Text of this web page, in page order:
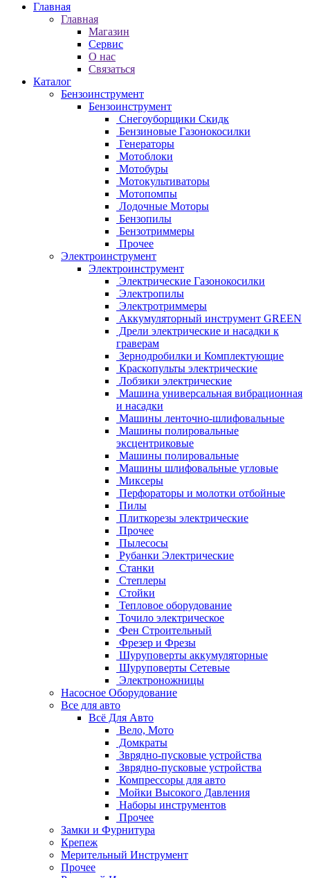
Главная
Главная
Магазин
Сервис
О нас
Связаться
Каталог
Бензоинструмент
Бензоинструмент
Снегоуборщики Скидк
Бензиновые Газонокосилки
Генераторы
Мотоблоки
Мотобуры
Мотокультиваторы
Мотопомпы
Лодочные Моторы
Бензопилы
Бензотриммеры
Прочее
Электроинструмент
Электроинструмент
Электрические Газонокосилки
Электропилы
Электротриммеры
Аккумуляторный инструмент GREEN
Дрели электрические и насадки к
граверам
Зернодробилки и Комплектующие
Краскопульты электрические
Лобзики электрические
Машина универсальная вибрационная
и насадки
Машины ленточно-шлифовальные
Машины полировальные
эксцентриковые
Машины полировальные
Машины шлифовальные угловые
Миксеры
Перфораторы и молотки отбойные
Пилы
Плиткорезы электрические
Прочее
Пылесосы
Рубанки Электрические
Станки
Степлеры
Стойки
Тепловое оборудование
Точило электрическое
Фен Строительный
Фрезер и Фрезы
Шуруповерты аккумуляторные
Шуруповерты Сетевые
Электроножницы
Насосное Оборудование
Все для авто
Всё Для Авто
Вело, Мото
Домкраты
Зврядно-пусковые устройства
Зврядно-пусковые устройства
Компрессоры для авто
Мойки Высокого Давления
Наборы инструментов
Прочее
Замки и Фурнитура
Крепеж
Мерительный Инструмент
Прочее